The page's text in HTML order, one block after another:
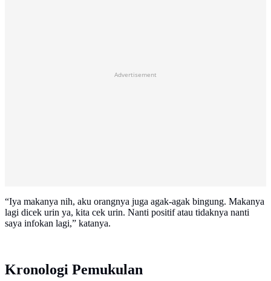
Advertisement
“Iya makanya nih, aku orangnya juga agak-agak bingung. Makanya
lagi dicek urin ya, kita cek urin. Nanti positif atau tidaknya nanti
saya infokan lagi,” katanya.
Kronologi Pemukulan